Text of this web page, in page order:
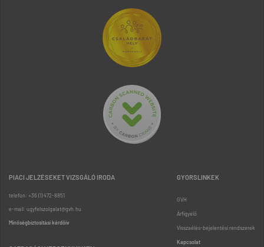
PIACI JELZÉSEKET VIZSGÁLÓ IRODA
telefon: +36 (1) 472-8851
e-mail: ugyfelszolgalat@gvh.hu
Minőségbiztosítási kérdőív
GYORSLINKEK
GVH
Árfigyelő
Visszaélés-bejelentési rendszerek
Kapcsolat